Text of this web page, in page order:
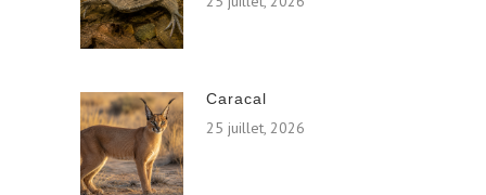
Caracal
25 juillet, 2026